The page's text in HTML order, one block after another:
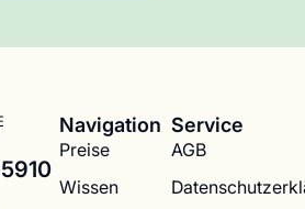
Navigation
Preise
Wissen
Service
AGB